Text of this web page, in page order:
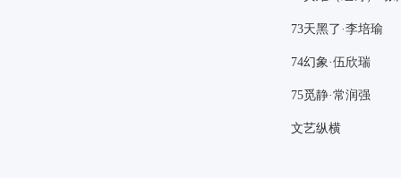
73天黑了·李培瑜
74幻象·伍欣瑞
75觅静·常润强
文艺纵横